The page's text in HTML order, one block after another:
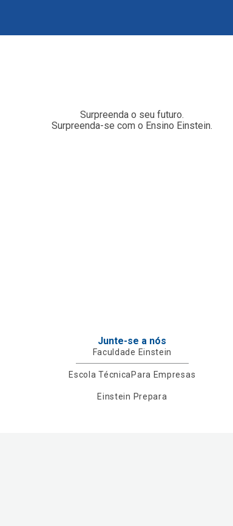
Surpreenda o seu futuro.
Surpreenda-se com o Ensino Einstein.
Junte-se a nós
Faculdade Einstein
Escola Técnica Para Empresas
Einstein Prepara